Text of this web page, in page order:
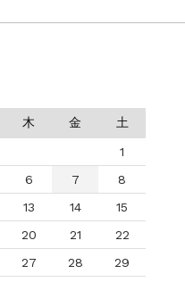
木 金 土
1
6 7
8
13 14
15
20 21
22
27 28
29